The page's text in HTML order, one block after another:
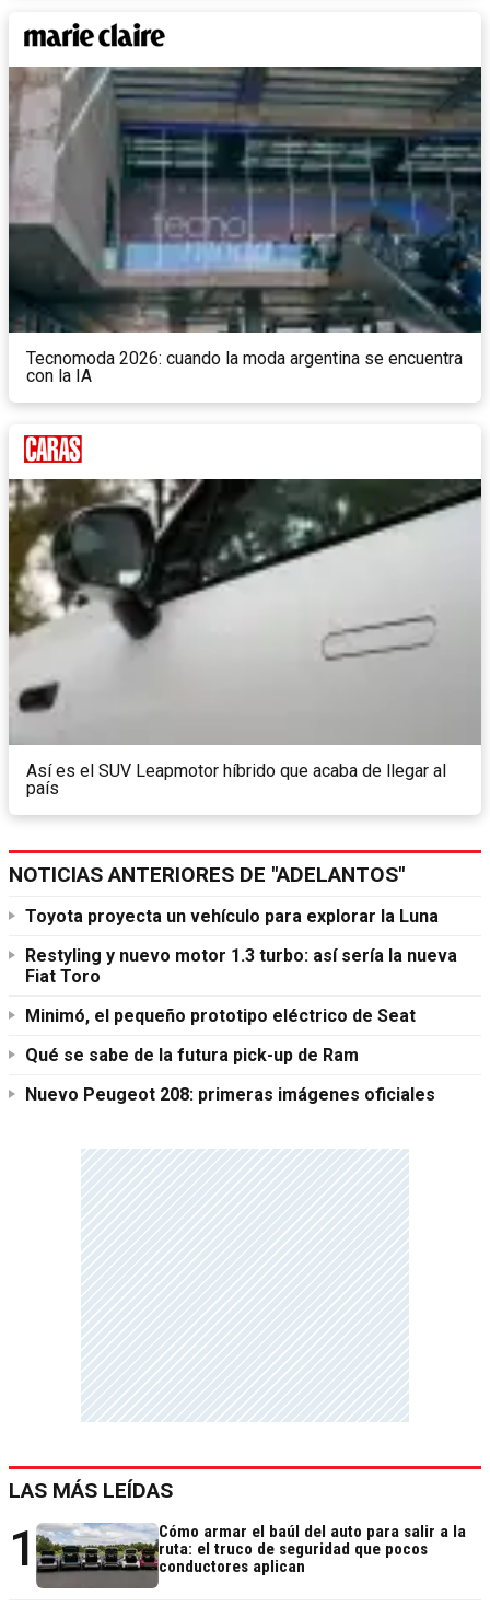
Tecnomoda 2026: cuando la moda argentina se encuentra
con la IA
Así es el SUV Leapmotor híbrido que acaba de llegar al
país
NOTICIAS ANTERIORES DE "ADELANTOS"
Toyota proyecta un vehículo para explorar la Luna
Restyling y nuevo motor 1.3 turbo: así sería la nueva
Fiat Toro
Minimó, el pequeño prototipo eléctrico de Seat
Qué se sabe de la futura pick-up de Ram
Nuevo Peugeot 208: primeras imágenes oficiales
LAS MÁS LEÍDAS
1
Cómo armar el baúl del auto para salir a la
ruta: el truco de seguridad que pocos
conductores aplican